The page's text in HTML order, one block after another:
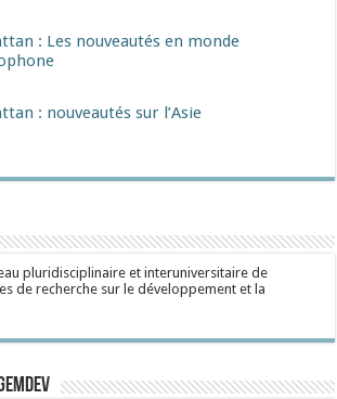
: Les nouveautés en monde
: nouveautés sur l’Asie
pluridisciplinaire et interuniversitaire de
de recherche sur le développement et la